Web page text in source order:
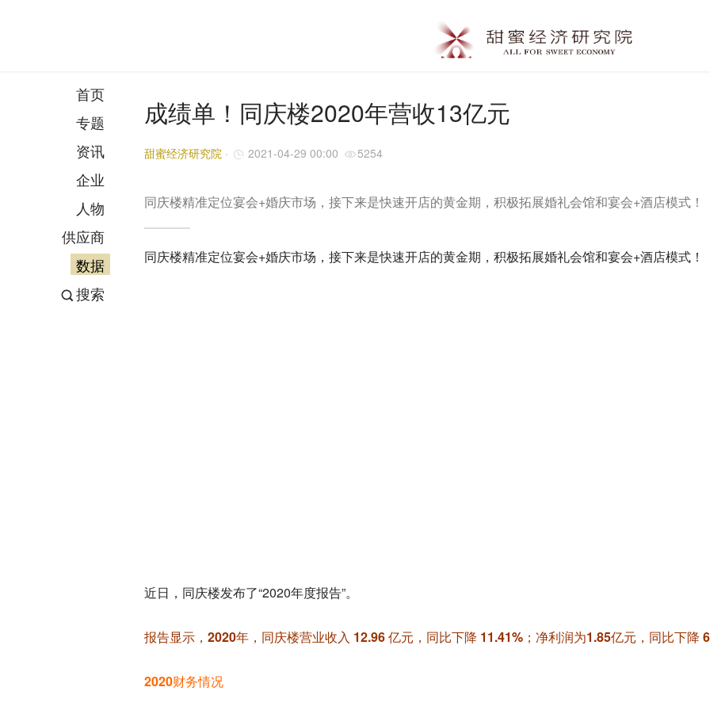
首页
专题
资讯
企业
人物
供应商
数据
搜索
成绩单！同庆楼2020年营收13亿元
甜蜜经济研究院 · 2021-04-29 00:00 5254
同庆楼精准定位宴会+婚庆市场，接下来是快速开店的黄金期，积极拓展婚礼会馆和宴会+酒店模式！
同庆楼精准定位宴会+婚庆市场，接下来是快速开店的黄金期，积极拓展婚礼会馆和宴会+酒店模式！
近日，同庆楼发布了“2020年度报告”。
报告显示，2020年，同庆楼营业收入 12.96 亿元，同比下降 11.41%；净利润为1.85亿元，同比下降
2020财务情况